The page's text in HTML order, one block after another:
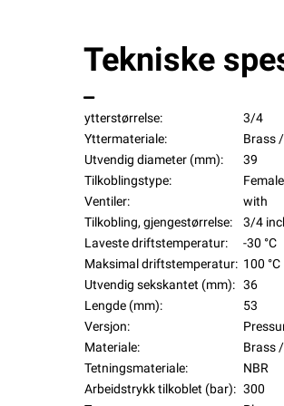
Tekniske
ytterstørrelse:
3/4
Yttermateriale:
Brass
Utvendig diameter (mm):
39
Tilkoblingstype:
Ventiler:
with
Tilkobling, gjengestørrelse:
3/4
Laveste driftstemperatur:
-30 °C
Maksimal driftstemperatur: 100 °C
Utvendig sekskantet (mm): 36
Lengde (mm):
53
Versjon:
Materiale:
Brass
Tetningsmateriale:
NBR
Arbeidstrykk tilkoblet (bar): 300